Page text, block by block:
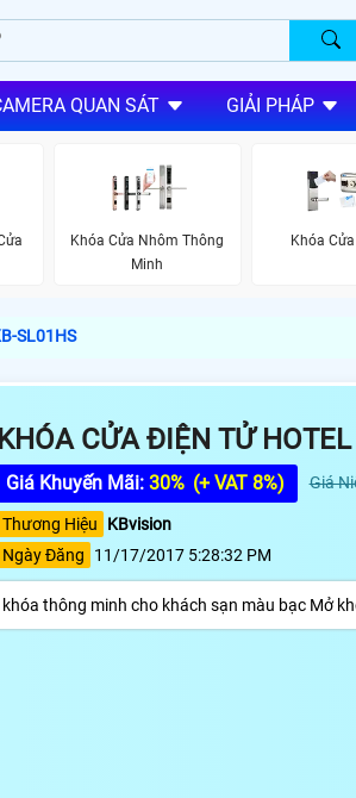
QUAN SÁT GIẢI PHÁP
Khóa Cửa Nhôm Thông
Minh
Khóa
SL01HS
KHÓA CỬA ĐIỆN TỬ
Giá Khuyến Mãi: 30% (+ VAT 8%) Giá
Thương Hiệu
KBvision
Ngày Đăng
11/17/2017 5:28:32 PM
khóa thông minh cho khách sạn màu bạc Mở